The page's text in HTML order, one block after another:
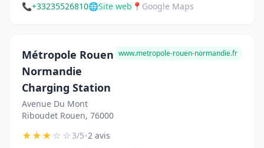
📞+33235526810🌐Site web 📍 Google Maps
Métropole Rouen
Normandie
Charging Station
Avenue Du Mont
Riboudet Rouen, 76000
www.metropole-rouen-normandie.fr
★★★☆☆3/5•2 avis